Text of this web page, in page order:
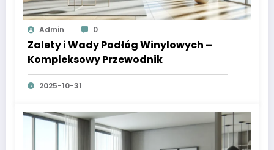
Admin 0
Zalety i Wady Podłóg Winylowych –
Kompleksowy Przewodnik
2025-10-31